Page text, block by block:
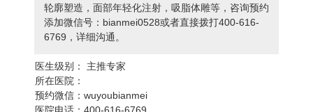
轮廓塑造，面部年轻化注射，吸脂体雕等，咨询预约
添加微信号：bianmei0528或者直接拨打400-616-
6769，详细沟通。
医生级别：
主推专家
所在医院：
预约微信：wuyoubianmei